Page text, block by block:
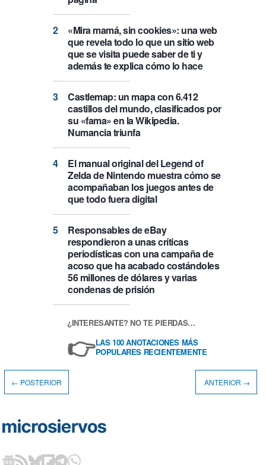
«Mira mamá, sin cookies»: una web
que revela todo lo que un sitio web
que se visita puede saber de ti y
además te explica cómo lo hace
Castlemap: un mapa con 6.412
castillos del mundo, clasificados por
su «fama» en la Wikipedia.
Numancia triunfa
El manual original del Legend of
Zelda de Nintendo muestra cómo se
acompañaban los juegos antes de
que todo fuera digital
Responsables de eBay
respondieron a unas críticas
periodísticas con una campaña de
acoso que ha acabado costándoles
56 millones de dólares y varias
condenas de prisión
¿INTERESANTE? NO TE PIERDAS…
👉LAS 100 ANOTACIONES MÁS
POPULARES RECIENTEMENTE
← POSTERIOR ANTERIOR →